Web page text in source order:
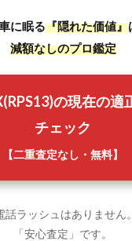
に眠る『隠れた価値』
減額なしのプロ鑑定
の現在の適
チェック
【二重査定なし・無料】
ラッシュはありません
「安心査定」です。